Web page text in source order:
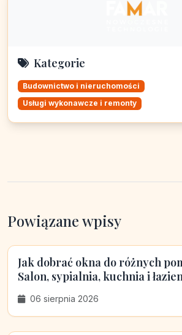
Kategorie
Budownictwo i nieruchomości
Usługi wykonawcze i remonty
Powiązane wpisy
Jak dobrać okna do różnych
Salon, sypialnia, kuchnia i
06 sierpnia 2026